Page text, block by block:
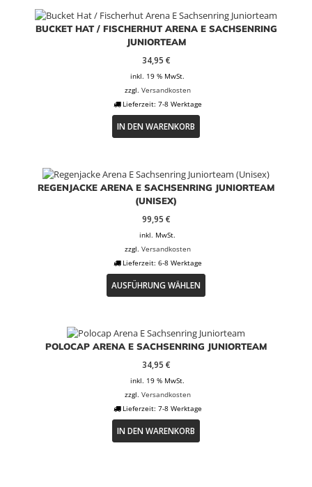
Varianten
auf.
BUCKET HAT / FISCHERHUT ARENA E SACHSENRING
JUNIORTEAM
34,95 €
inkl. 19 % MwSt.
zzgl. Versandkosten
Lieferzeit: 7-8 Werktage
IN DEN WARENKORB
REGENJACKE ARENA E SACHSENRING JUNIORTEAM
(UNISEX)
99,95 €
inkl. MwSt.
zzgl. Versandkosten
Lieferzeit: 6-8 Werktage
AUSFÜHRUNG WÄHLEN
Dieses
Varianten
auf.
Die
POLOCAP ARENA E SACHSENRING JUNIORTEAM
34,95 €
inkl. 19 % MwSt.
zzgl. Versandkosten
Lieferzeit: 7-8 Werktage
IN DEN WARENKORB